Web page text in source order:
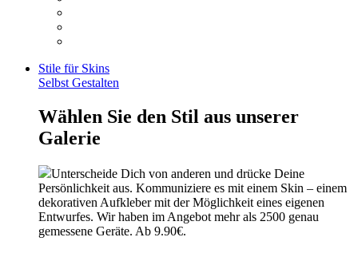
Stile für Skins
Selbst Gestalten
Wählen Sie den Stil aus unserer
Galerie
Unterscheide Dich von anderen und drücke Deine
Persönlichkeit aus. Kommuniziere es mit einem Skin – einem
dekorativen Aufkleber mit der Möglichkeit eines eigenen
Entwurfes. Wir haben im Angebot mehr als 2500 genau
gemessene Geräte. Ab 9.90€.